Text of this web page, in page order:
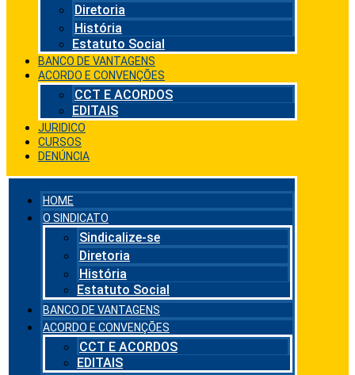
Diretoria
História
Estatuto Social
BANCO DE VANTAGENS
ACORDO E CONVENÇÕES
CCT E ACORDOS
EDITAIS
JURIDICO
CURSOS
DENÚNCIA
HOME
O SINDICATO
Sindicalize-se
Diretoria
História
Estatuto Social
BANCO DE VANTAGENS
ACORDO E CONVENÇÕES
CCT E ACORDOS
EDITAIS